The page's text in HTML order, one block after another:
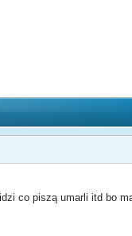
co piszą umarli itd bo